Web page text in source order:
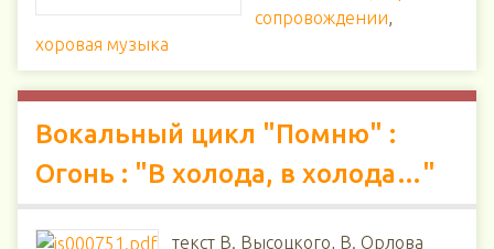
сопровождении,
хоровая музыка
Вокальный цикл "Помню" :
Огонь : "В холода, в холода…"
текст В. Высоцкого, В. Орлова